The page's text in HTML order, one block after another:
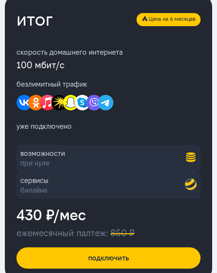
итог Цена на 6 месяцев
скорость домашнего интернета
100 мбит/с
безлимитный трафик
уже подключено
возможности
при нуле
сервисы
билайна
430 ₽/мес
ежемесячный палтеж: 850 ₽
подключить